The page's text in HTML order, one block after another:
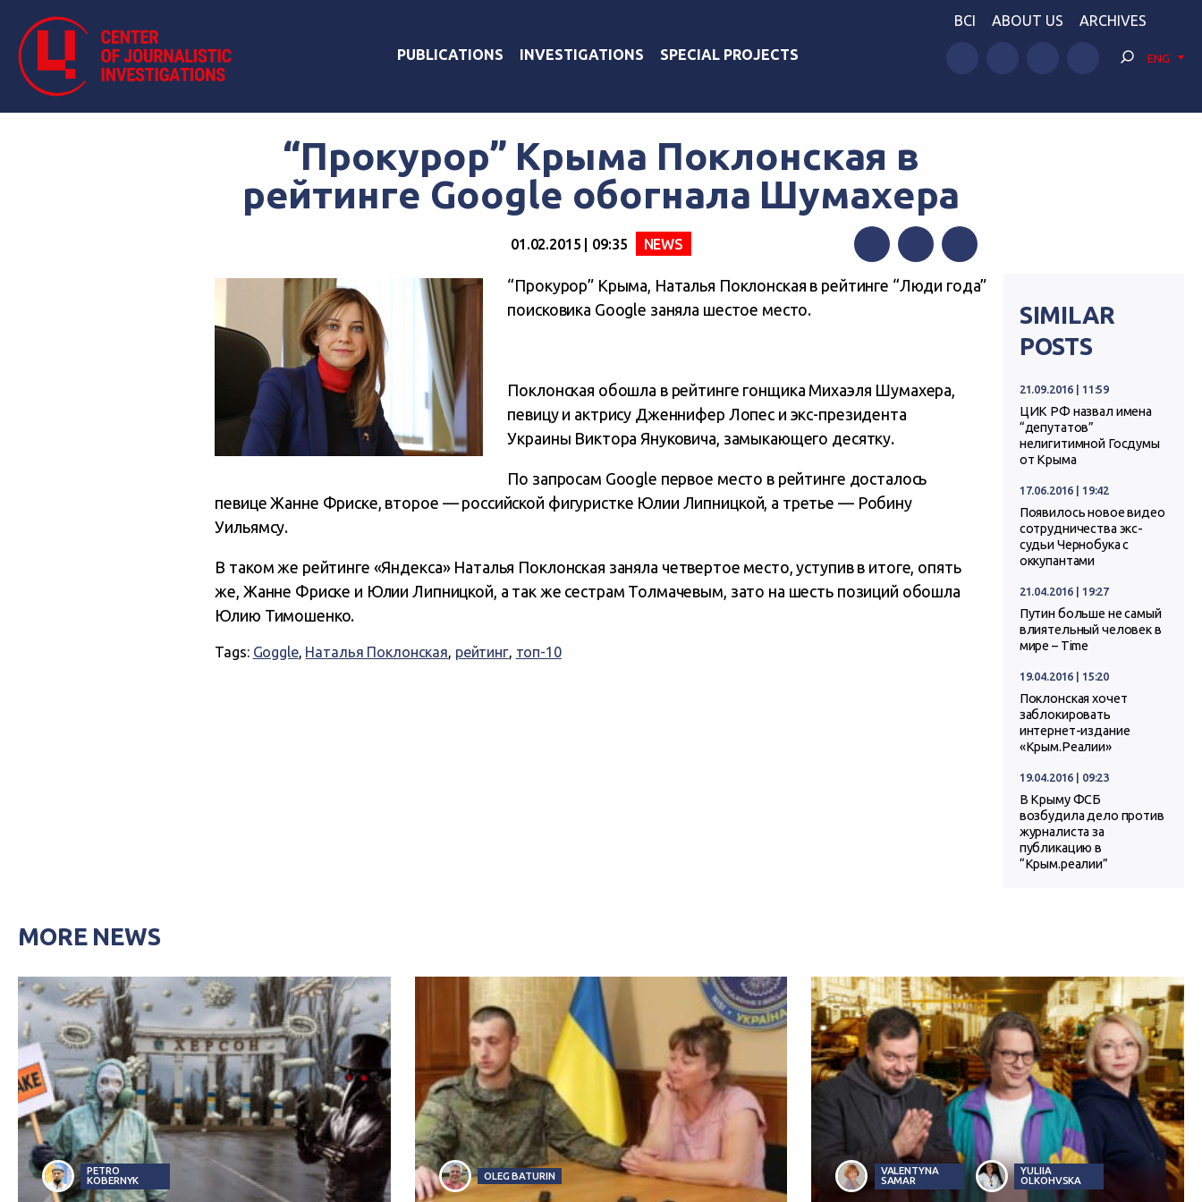
PUBLICATIONS INVESTIGATIONS SPECIAL PROJECTS
BCI ABOUT US ARCHIVES
ENG
“Прокурор” Крыма Поклонская в
рейтинге Google обогнала Шумахера
01.02.2015 | 09:35 NEWS
FacebookTwitter Telegram
“Прокурор” Крыма, Наталья Поклонская в рейтинге “Люди года”
поисковика Google заняла шестое место.
Поклонская обошла в рейтинге гонщика Михаэля Шумахера,
певицу и актрису Дженнифер Лопес и экс-президента
Украины Виктора Януковича, замыкающего десятку.
По запросам Google первое место в рейтинге досталось
певице Жанне Фриске, второе — российской фигуристке Юлии Липницкой, а третье — Робину
Уильямсу.
В таком же рейтинге «Яндекса» Наталья Поклонская заняла четвертое место, уступив в итоге, опять
же, Жанне Фриске и Юлии Липницкой, а так же сестрам Толмачевым, зато на шесть позиций обошла
Юлию Тимошенко.
Tags: Goggle, Наталья Поклонская, рейтинг, топ-10
SIMILAR
POSTS
21.09.2016 | 11:59
ЦИК РФ назвал имена
“депутатов”
нелигитимной Госдумы
от Крыма
17.06.2016 | 19:42
Появилось новое видео
сотрудничества экс-
судьи Чернобука с
оккупантами
21.04.2016 | 19:27
Путин больше не самый
влиятельный человек в
мире – Time
19.04.2016 | 15:20
Поклонская хочет
заблокировать
интернет-издание
«Крым.Реалии»
19.04.2016 | 09:23
В Крыму ФСБ
возбудила дело против
журналиста за
публикацию в
“Крым.реалии”
MORE NEWS
PETRO
KOBERNYK
OLEG BATURIN
VALENTYNA
SAMAR
YULIIA
OLKOHVSKA